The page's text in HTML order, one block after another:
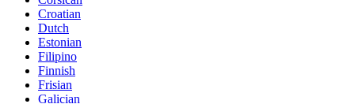
Croatian
Dutch
Estonian
Filipino
Finnish
Frisian
Galician